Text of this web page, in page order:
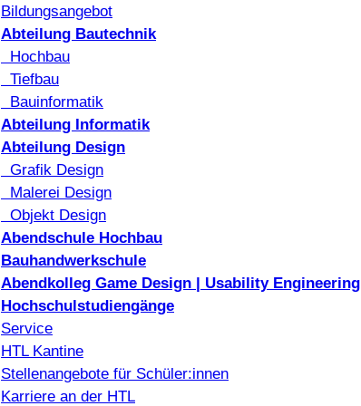
Bildungsangebot
Abteilung Bautechnik
Hochbau
Tiefbau
Bauinformatik
Abteilung Informatik
Abteilung Design
Grafik Design
Malerei Design
Objekt Design
Abendschule Hochbau
Bauhandwerkschule
Abendkolleg Game Design | Usability Engineering
Hochschulstudiengänge
Service
HTL Kantine
Stellenangebote für Schüler:innen
Karriere an der HTL